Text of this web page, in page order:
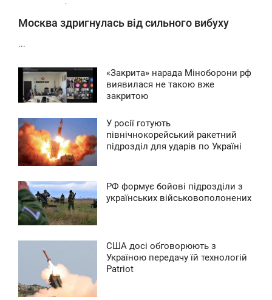
Москва здригнулась від сильного вибуху
...
«Закрита» нарада Міноборони рф
виявилася не такою вже
закритою
У росії готують
північнокорейський ракетний
підрозділ для ударів по Україні
РФ формує бойові підрозділи з
українських військовополонених
США досі обговорюють з
Україною передачу їй технологій
Patriot